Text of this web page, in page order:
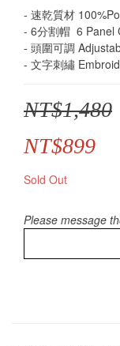
- 速乾質材
- 6分割帽  6 Panel
- 頭圍可調
- 文字刺繡
NT$1,480
NT$899
Sold Out
Please message